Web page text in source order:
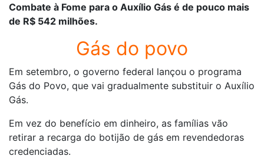
Combate à Fome para o Auxílio Gás é de pouco mais
de R$ 542 milhões.
Gás do povo
Em setembro, o governo federal lançou o programa
Gás do Povo, que vai gradualmente substituir o Auxílio
Gás.
Em vez do benefício em dinheiro, as famílias vão
retirar a recarga do botijão de gás em revendedoras
credenciadas.